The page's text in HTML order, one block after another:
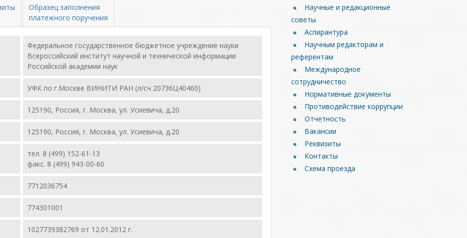
Образец заполнения
платежного поручения
Федеральное государственное бюджетное учреждение науки
Всероссийский институт научной и технической информации
Российской академии наук
УФК по г.Москве ВИНИТИ РАН (л/сч 20736Ц40460)
125190, Россия, г. Москва, ул. Усиевича, д.20
125190, Россия, г. Москва, ул. Усиевича, д.20
тел. 8 (499) 152-61-13
факс. 8 (499) 943-00-60
7712036754
774301001
1027739382769 от 12.01.2012 г.
Научные и редакционные
советы
Аспирантура
Научным редакторам и
референтам
Международное
сотрудничество
Нормативные документы
Противодействие коррупции
Отчетность
Вакансии
Реквизиты
Контакты
Схема проезда